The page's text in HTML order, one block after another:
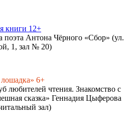
книги 12+
поэта Антона Чёрного «Сбор» (ул.
1, зал № 20)
6+
любителей чтения. Знакомство с
сказка» Геннадия Цыферова
зал)